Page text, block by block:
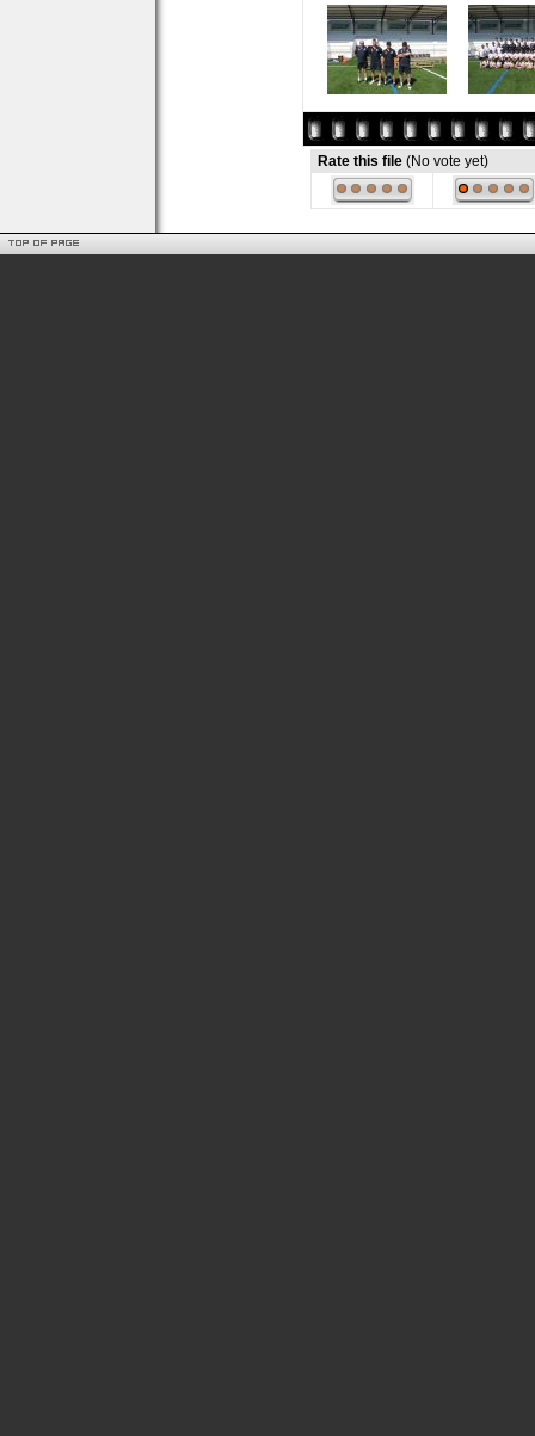
Rate this file (No vote yet)